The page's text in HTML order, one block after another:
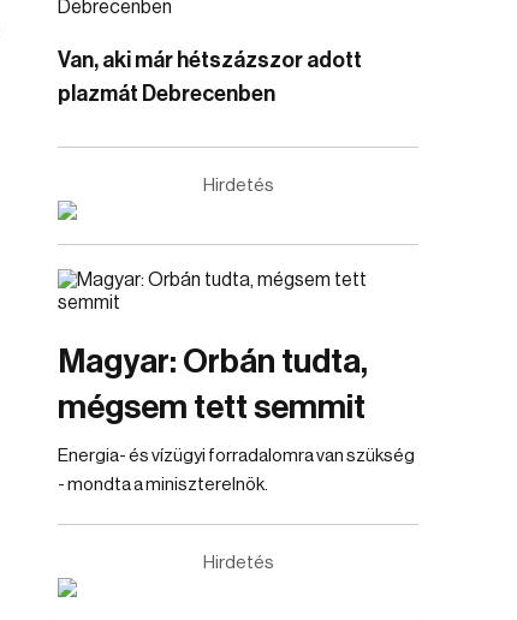
Van, aki már hétszázszor adott
plazmát Debrecenben
Hirdetés
Magyar: Orbán tudta,
mégsem tett semmit
Energia- és vízügyi forradalomra van szükség
- mondta a miniszterelnök.
Hirdetés